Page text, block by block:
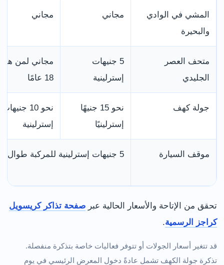
المشي في الوادي
والبحيرة
مجاني مجاني
متحف العصر
الجليدي
5 جنيهات
إسترلينية
مجاني لمن هم
18 عامًا
جولة كهف
نحو 15 جنيهًا
إسترلينيًا
نحو 10 جنيهات
إسترلينية
موقف السيارة 5 جنيهات إسترلينية للمركبة طوال اليوم
تحقق من الإتاحة والأسعار الحالية عبر صفحة تذاكر كريسويل
كراجز الرسمية.
قد تتغير أسعار الجولات أو تتوفر فعاليات خاصة بتذكرة منفصلة.
تذكرة جولة الكهف تشمل عادةً دخول المعرض الرئيسي في يوم